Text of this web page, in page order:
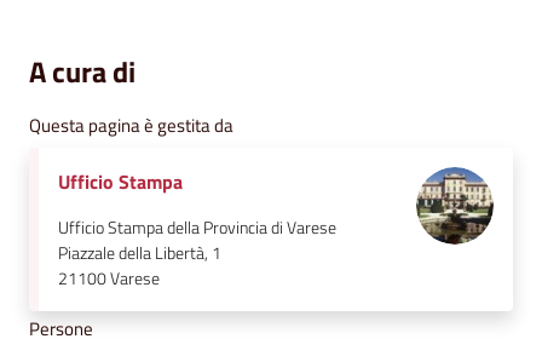
A cura di
Questa pagina è gestita da
Ufficio Stampa
Ufficio Stampa della Provincia di Varese
Piazzale della Libertà, 1
21100Varese
Persone